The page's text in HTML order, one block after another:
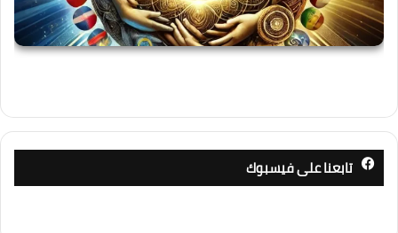
تابعنا على فيسبوك